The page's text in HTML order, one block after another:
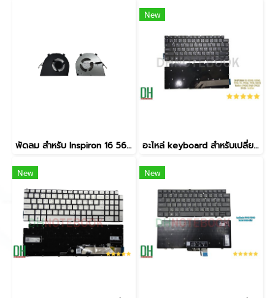
พัดลม สำหรับ Inspiron 16 5620 5625 7620 2-in-1 Vostro 16 5620 5625 อะไหล่โน๊ตบุ๊ค 0T8R2T T8R2T 5V 0.5A 4 PIN
New
อะไหล่ keyboard สำหรับเปลี่ยน รุ่นINSPIRON 13-5390, 5390, 7391, 14-7490, 7491, 5493 Vostro 3400 3401 3402 3405 5402 5408 5409,P114G ,P120G,P132G,P145G,P145G001,P147G ,P147G002, Latitude 3301 3410 E3301 P114G P120G ไม่มีไฟ
New New